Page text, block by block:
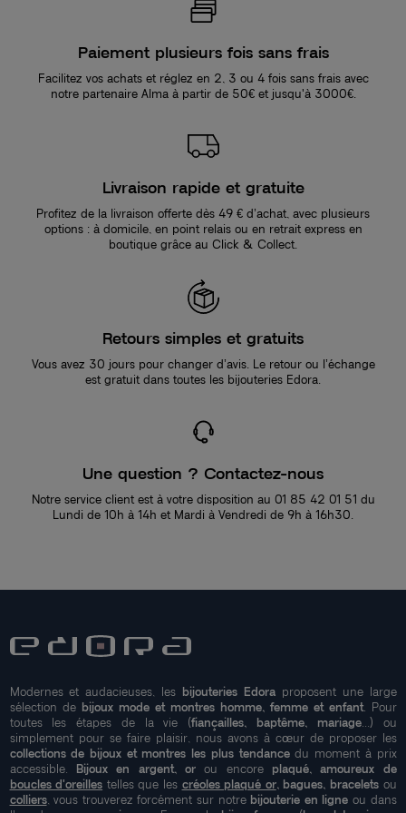
Paiement plusieurs fois sans frais
Facilitez vos achats et réglez en 2, 3 ou 4 fois sans frais avec
notre partenaire Alma à partir de 50€ et jusqu'à 3000€.
Livraison rapide et gratuite
Profitez de la livraison offerte dès 49 € d’achat, avec plusieurs
options : à domicile, en point relais ou en retrait express en
boutique grâce au Click & Collect.
Retours simples et gratuits
Vous avez 30 jours pour changer d’avis. Le retour ou l’échange
est gratuit dans toutes les bijouteries Edora.
Une question ? Contactez-nous
Notre service client est à votre disposition au 01 85 42 01 51 du
Lundi de 10h à 14h et Mardi à Vendredi de 9h à 16h30.
Modernes et audacieuses, les bijouteries Edoraproposent une large
sélection de bijoux mode et montres homme, femme et enfant. Pour
toutes les étapes de la vie (fiançailles, baptême, mariage...) ou
simplement pour se faire plaisir, nous avons à cœur de proposer les
collections de bijoux et montres les plus tendancedu moment à prix
accessible. Bijoux en argent, orou encore plaqué, amoureux de
boucles d'oreilles telles que les créoles plaqué or, bagues, braceletsou
colliers, vous trouverez forcément sur notre bijouterie en ligne ou dans